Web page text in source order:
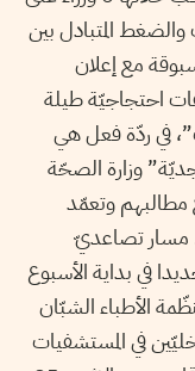
المتبادل بين
مع إعلان
احتجاجيّة طيلة
في ردّة فعل هي
جديّة” وزارة الصحّة
مطالبهم وتعمّد
مسار تصاعديّ
في بداية الأسبوع
الأطباء الشبّان
في المستشفيات